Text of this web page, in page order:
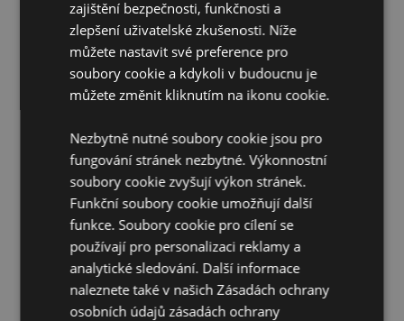
Svačinový box 3 ks - M/L/XL - Malé traktory
Materiál:
Potravinově nezávadné:Ano
Použití v myčce:Ne
Počet kusů v setu:
Bez BPA plastů:Ano
Doplňující informace:
Chcete se dozvědět více o nákupu u Puckator?
Přečtěte si našeho průvodce nákupem pro zákazníky.
zajištění bezpečnosti, funkčnosti a
zlepšení uživatelské zkušenosti. Níže
můžete nastavit své preference pro
soubory cookie a kdykoli v budoucnu je
můžete změnit kliknutím na ikonu cookie.
Nezbytně nutné soubory cookie jsou pro
fungování stránek nezbytné. Výkonnostní
soubory cookie zvyšují výkon stránek.
Funkční soubory cookie umožňují další
funkce. Soubory cookie pro cílení se
používají pro personalizaci reklamy a
analytické sledování. Další informace
naleznete také v našich Zásadách ochrany
osobních údajů zásadách ochrany